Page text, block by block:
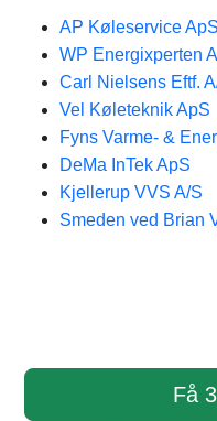
AP Køleservice ApS
WP Energixperten
Carl Nielsens Eftf.
Vel Køleteknik ApS
Fyns Varme- &
DeMa InTek ApS
Kjellerup VVS A/S
Smeden ved Brian
Få